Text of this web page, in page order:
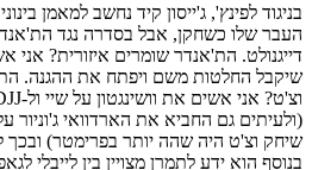
בניגוד לפינץ', ג'ייסון קיד נחשב למאמן
העבר שלו כשחקן, אבל בסדרה נגד
דייגנולט. הת'אנדר שומרים איזורית? אני
שיקבל החלטות משם ויפתח את ההגנה.
(ולעיתים גם החביא את הארדוואי ג'וניור
שיחק וצ'ט היה שהה יותר בפרימטר)